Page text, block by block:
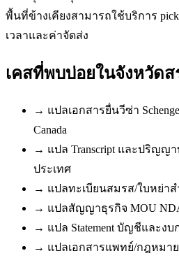
พื้นที่ข้างเคียงสามารถใช้บริการ
เวลาและค่าจัดส่ง
เคสที่พบบ่อยในจังหวัดส
→ แปลเอกสารยื่นวีซ่า
Canada
→ แปล Transcript และปริญญ
ประเทศ
→ แปลทะเบียนสมรส/ใบหย่า
→ แปลสัญญาธุรกิจ MOU
→ แปล Statement บัญชีและง
→ แปลเอกสารแพทย์/กฎหมา